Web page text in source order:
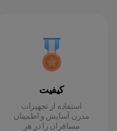
کیفیت
استفاده از تجهیزات
مدرن آسایش و اطمینان
مسافران را در هر